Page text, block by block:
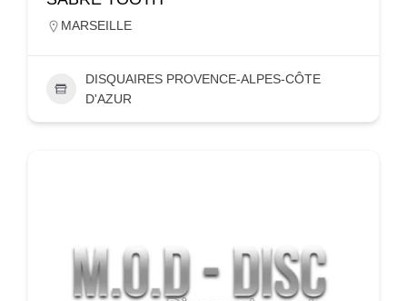
MARSEILLE
DISQUAIRES PROVENCE-ALPES-CÔTE
D'AZUR